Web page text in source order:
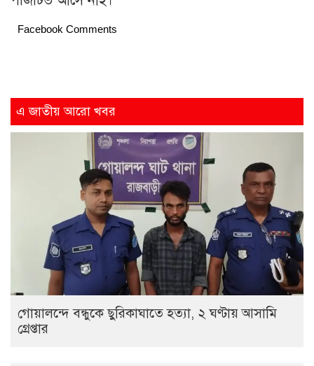
Facebook Comments
এ জাতীয় আরো খবর
গোয়ালন্দে বন্ধুকে ছুরিকাঘাতে হত্যা, ২ ঘণ্টায় আসামি
গ্রেপ্তার